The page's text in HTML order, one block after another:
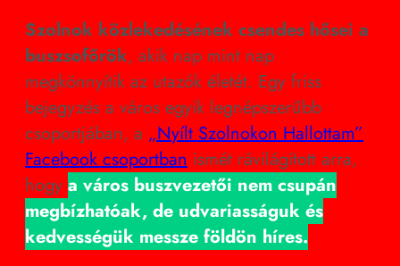
Szolnok közlekedésének csendes hősei a
buszsofőrök, akik nap mint nap
megkönnyítik az utazók életét. Egy friss
bejegyzés a város egyik legnépszerűbb
csoportjában, a „Nyílt Szolnokon Hallottam”
Facebook csoportban ismét rávilágított arra,
hogy a város buszvezetői nem csupán
megbízhatóak, de udvariasságuk és
kedvességük messze földön híres.